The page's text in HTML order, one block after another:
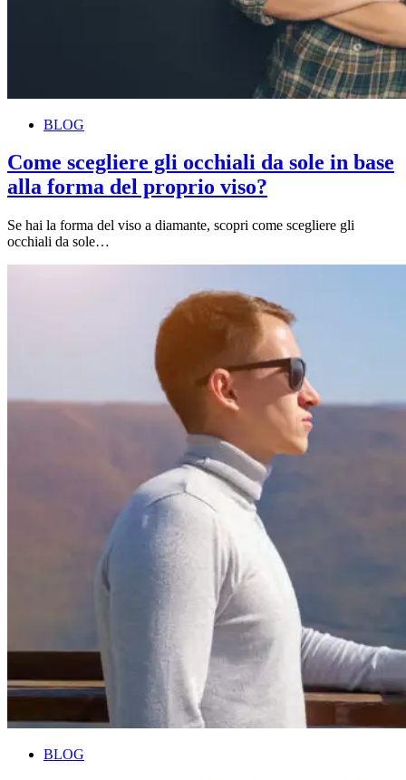
BLOG
Come scegliere gli occhiali da sole in base
alla forma del proprio viso?
Se hai la forma del viso a diamante, scopri come scegliere gli
occhiali da sole…
BLOG